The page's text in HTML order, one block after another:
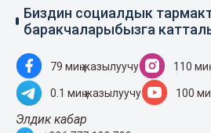
Биздин социалдык
баракчаларыбызга
79 миң жазылуучу 110
0.1 миң жазылуучу 100
Элдик кабар